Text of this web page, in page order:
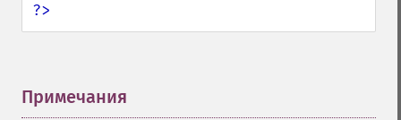
?>
Примечания